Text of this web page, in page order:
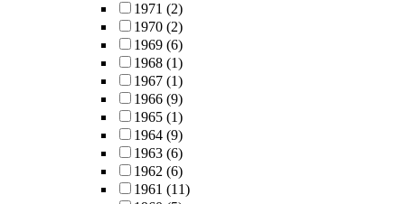
1971 (2)
1970 (2)
1969 (6)
1968 (1)
1967 (1)
1966 (9)
1965 (1)
1964 (9)
1963 (6)
1962 (6)
1961 (11)